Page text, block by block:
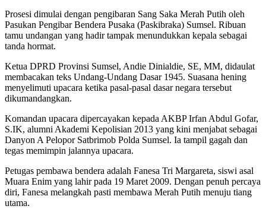
Prosesi dimulai dengan pengibaran Sang Saka Merah Putih oleh
Pasukan Pengibar Bendera Pusaka (Paskibraka) Sumsel. Ribuan
tamu undangan yang hadir tampak menundukkan kepala sebagai
tanda hormat.
Ketua DPRD Provinsi Sumsel, Andie Dinialdie, SE, MM, didaulat
membacakan teks Undang-Undang Dasar 1945. Suasana hening
menyelimuti upacara ketika pasal-pasal dasar negara tersebut
dikumandangkan.
Komandan upacara dipercayakan kepada AKBP Irfan Abdul Gofar,
S.IK, alumni Akademi Kepolisian 2013 yang kini menjabat sebagai
Danyon A Pelopor Satbrimob Polda Sumsel. Ia tampil gagah dan
tegas memimpin jalannya upacara.
Petugas pembawa bendera adalah Fanesa Tri Margareta, siswi asal
Muara Enim yang lahir pada 19 Maret 2009. Dengan penuh percaya
diri, Fanesa melangkah pasti membawa Merah Putih menuju tiang
utama.